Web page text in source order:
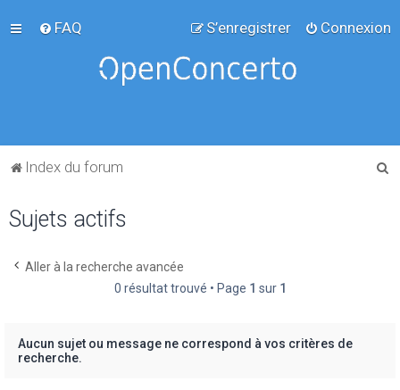
FAQ Connexion
S’enregistrer
Index du forum
Sujets actifs
Aller à la recherche avancée
0 résultat trouvé • Page 1 sur 1
Aucun sujet ou message ne correspond à vos critères de
recherche.